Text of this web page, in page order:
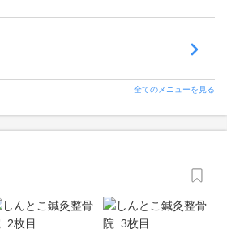
全てのメニューを見る